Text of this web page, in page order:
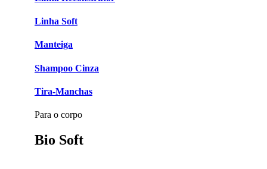
Linha Soft
Manteiga
Shampoo Cinza
Tira-Manchas
Para o corpo
Bio Soft